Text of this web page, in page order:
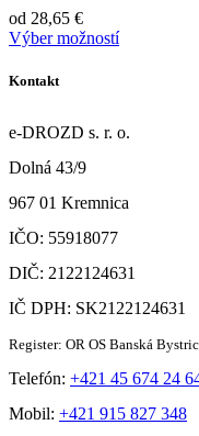
od 28,65 €
Výber možností
Kontakt
e-DROZD s. r. o.
Dolná 43/9
967 01 Kremnica
IČO: 55918077
DIČ: 2122124631
IČ DPH: SK2122124631
Register: OR OS Banská
Telefón: +421 45 674 24
Mobil: +421 915 827 348